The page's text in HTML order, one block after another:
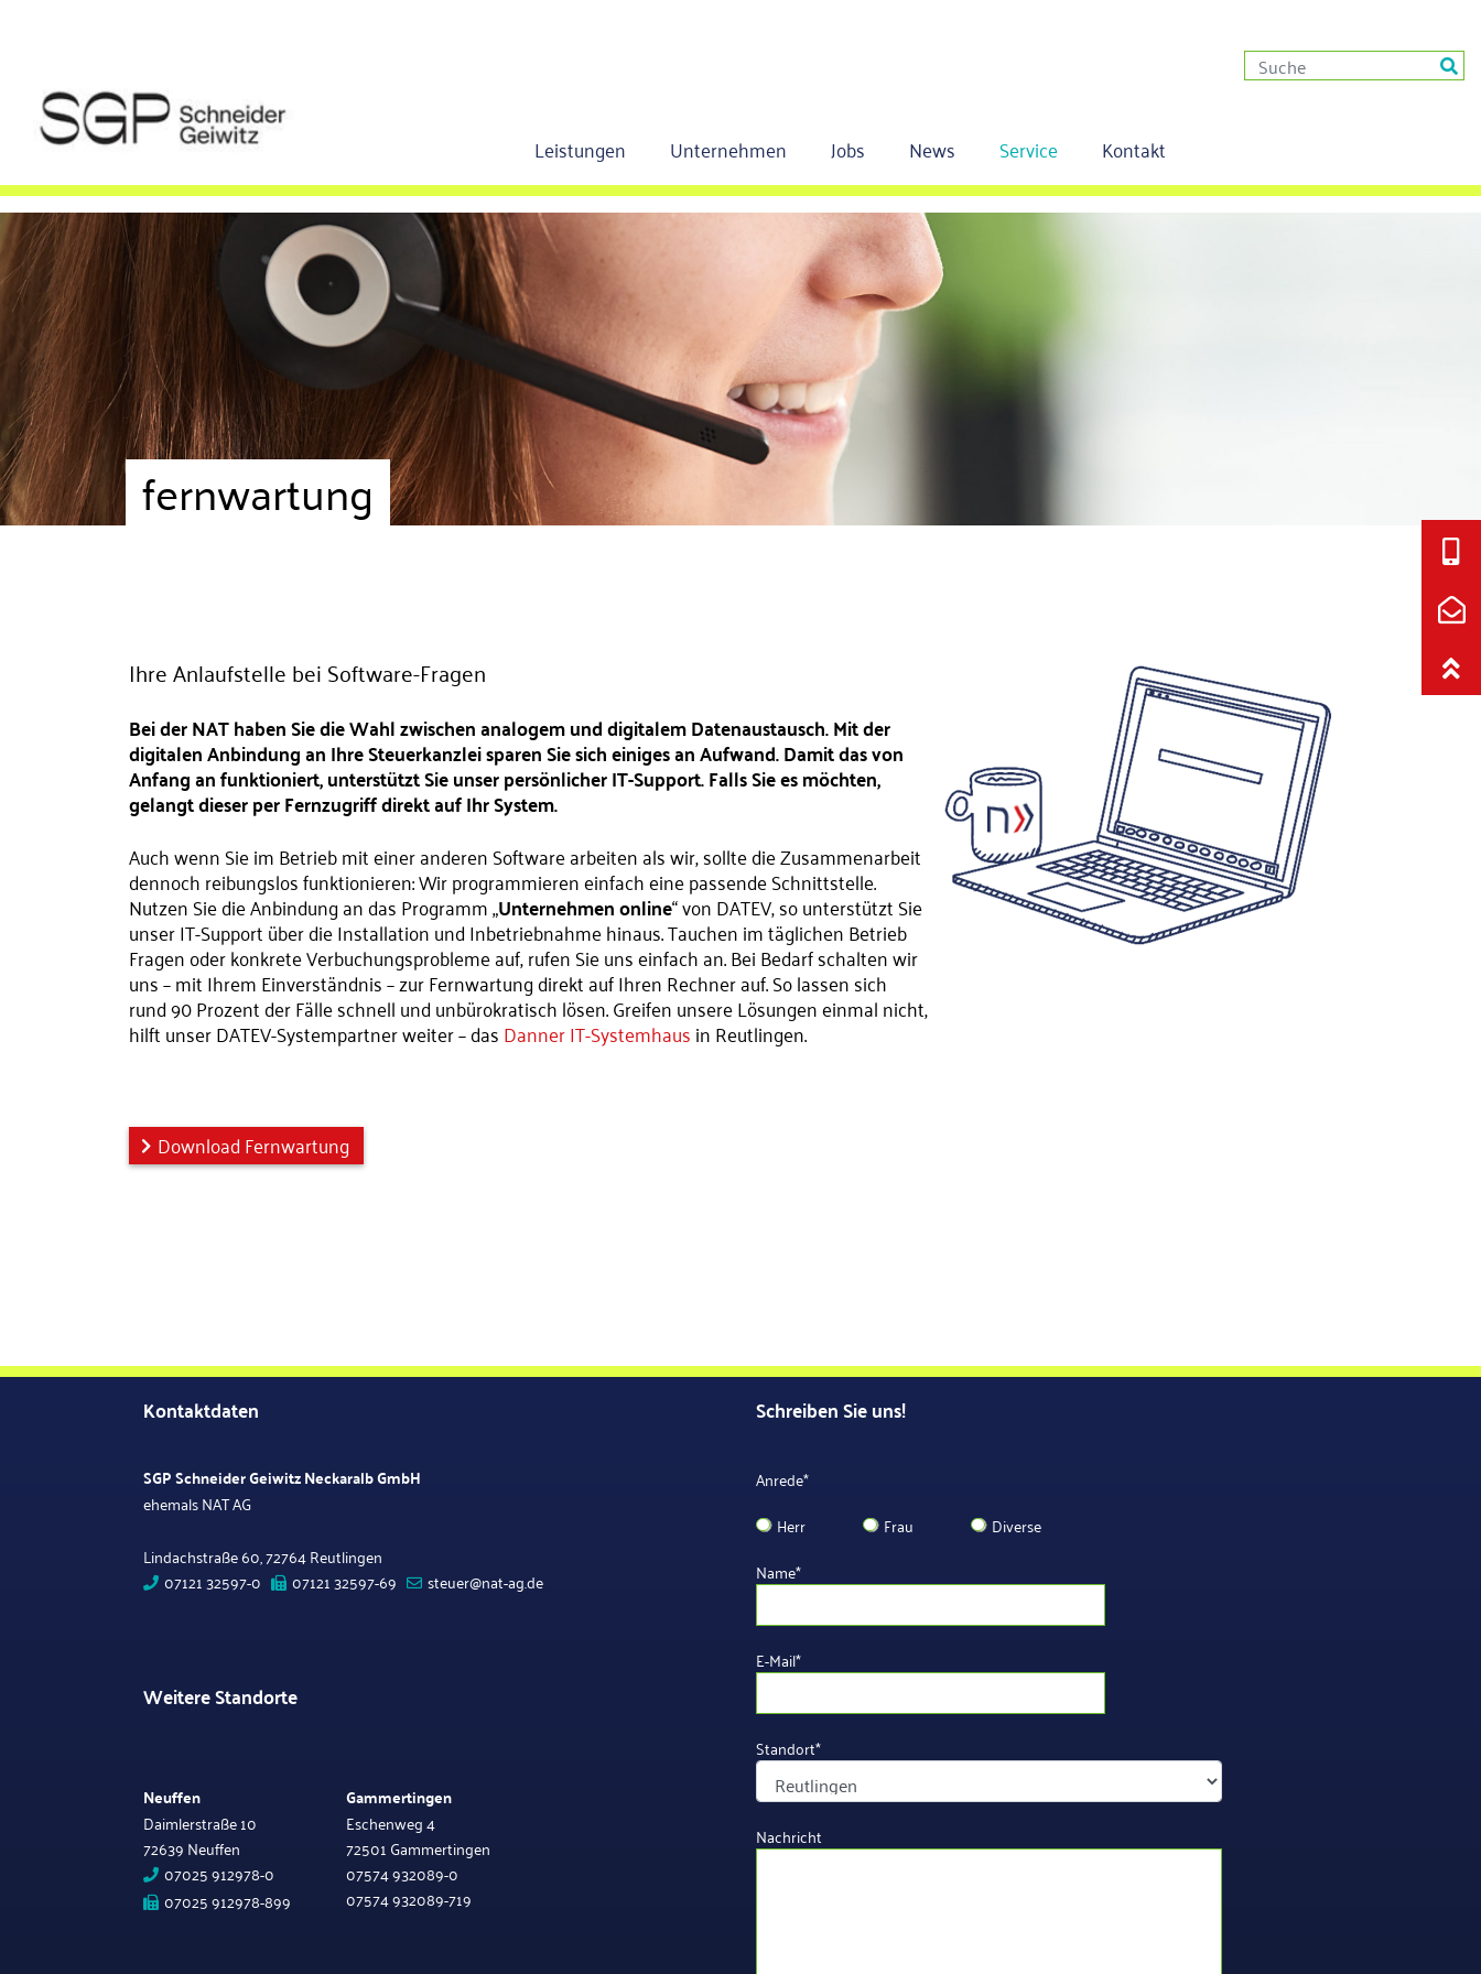
Leistungen Unternehmen Jobs News Service Kontakt
fernwartung
Ihre Anlaufstelle bei Software-Fragen
Bei der NAT haben Sie die Wahl zwischen analogem und digitalem Datenaustausch. Mit der
digitalen Anbindung an Ihre Steuerkanzlei sparen Sie sich einiges an Aufwand. Damit das von
Anfang an funktioniert, unterstützt Sie unser persönlicher IT-Support. Falls Sie es möchten,
gelangt dieser per Fernzugriff direkt auf Ihr System.
Auch wenn Sie im Betrieb mit einer anderen Software arbeiten als wir, sollte die Zusammenarbeit
dennoch reibungslos funktionieren: Wir programmieren einfach eine passende Schnittstelle.
Nutzen Sie die Anbindung an das Programm „Unternehmen online“ von DATEV, so unterstützt Sie
unser IT-Support über die Installation und Inbetriebnahme hinaus. Tauchen im täglichen Betrieb
Fragen oder konkrete Verbuchungsprobleme auf, rufen Sie uns einfach an. Bei Bedarf schalten wir
uns – mit Ihrem Einverständnis – zur Fernwartung direkt auf Ihren Rechner auf. So lassen sich
rund 90 Prozent der Fälle schnell und unbürokratisch lösen. Greifen unsere Lösungen einmal nicht,
hilft unser DATEV-Systempartner weiter – dasDanner IT-Systemhausin Reutlingen.
Download Fernwartung
Schreiben Sie uns!
Anrede*
Herr
Frau
Diverse
Name*
E-Mail*
Standort*
Nachricht
Kontaktdaten
SGP Schneider Geiwitz Neckaralb GmbH
ehemals NAT AG
Lindachstraße 60, 72764 Reutlingen
07121 32597-0
07121 32597-69 steuer@nat-ag.de
Weitere Standorte
Neuffen
Daimlerstraße 10
72639 Neuffen
07025 912978-0
07025 912978-899
Gammertingen
Eschenweg 4
72501 Gammertingen
07574 932089-0
07574 932089-719